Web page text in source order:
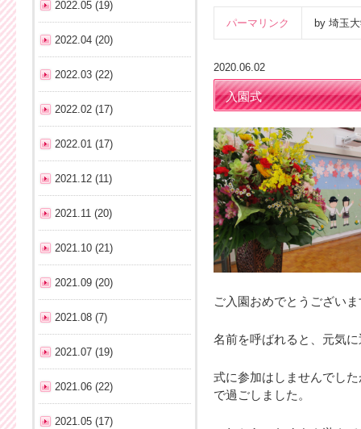
パーマリンク by 埼玉
2020.06.02
入園式
ご入園おめでとうござい
名前を呼ばれると、元気
式に参加はしませんでし
で過ごしました。
2022.05 (19)
2022.04 (20)
2022.03 (22)
2022.02 (17)
2022.01 (17)
2021.12 (11)
2021.11 (20)
2021.10 (21)
2021.09 (20)
2021.08 (7)
2021.07 (19)
2021.06 (22)
2021.05 (17)